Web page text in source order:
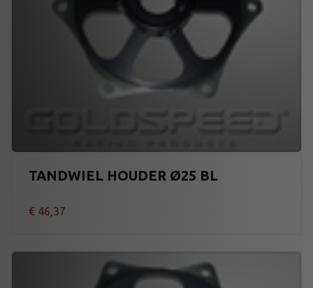
TANDWIEL HOUDER Ø25 BL
€ 46,37